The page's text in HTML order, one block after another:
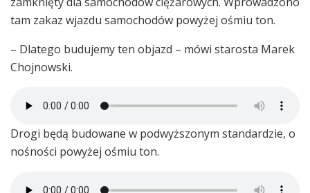
tam zakaz wjazdu samochodów powyżej ośmiu ton.
– Dlatego budujemy ten objazd – mówi starosta Marek
Chojnowski.
Drogi będą budowane w podwyższonym standardzie, o
nośności powyżej ośmiu ton.